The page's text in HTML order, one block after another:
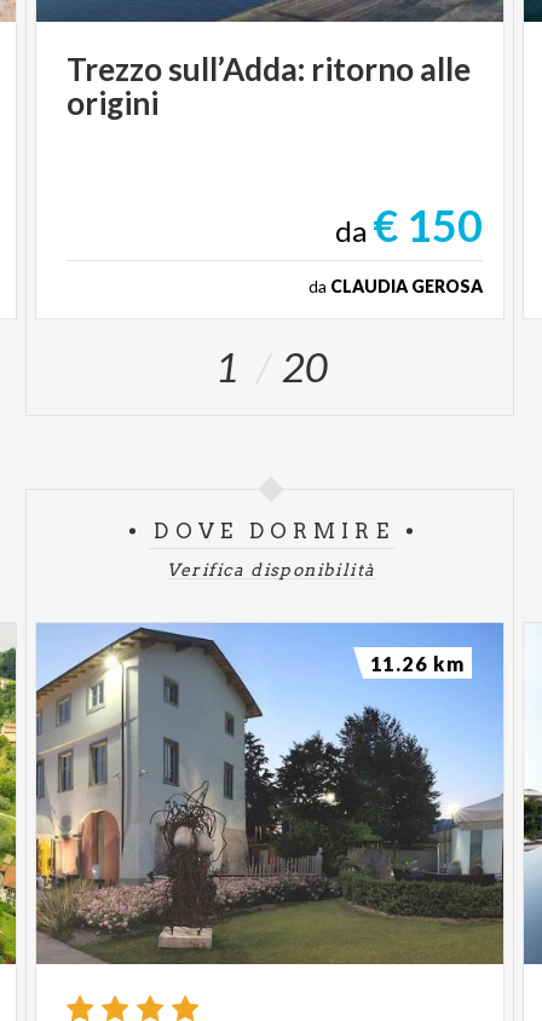
Trezzosull’Adda: ritornoalle
origini
da € 150
da CLAUDIA GEROSA
1 20
DOVE DORMIRE
Verifica disponibilità
11.26 km